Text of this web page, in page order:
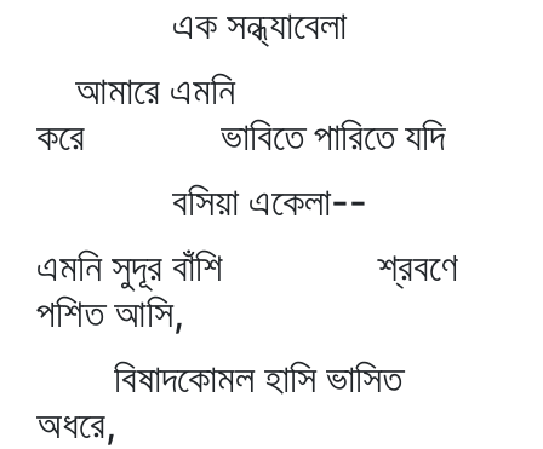
এক সন্ধ্যাবেলা
আমারে এমনি
করে ভাবিতে পারিতে যদি
বসিয়া একেলা--
এমনি সুদূর বাঁশি শ্রবণে
পশিত আসি,
বিষাদকোমল হাসি ভাসিত
অধরে,